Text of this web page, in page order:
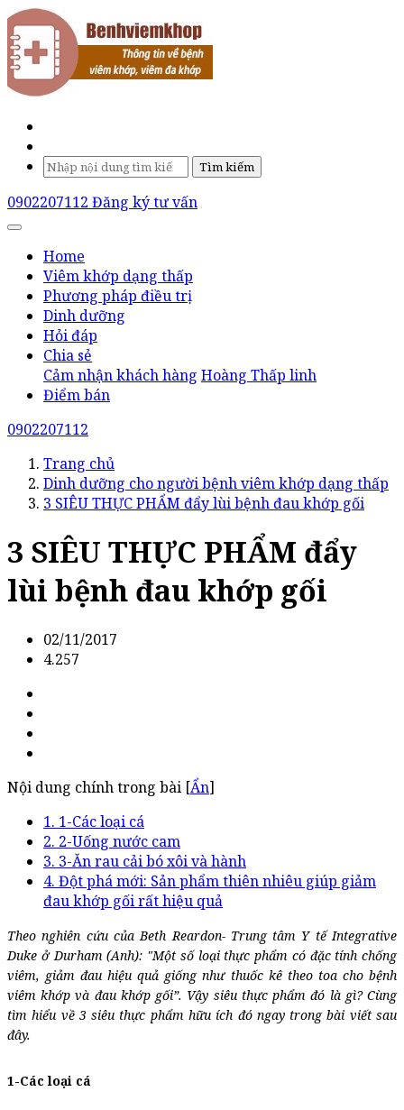
Tìm kiếm
0902207112 Đăng ký tư vấn
Home
Viêm khớp dạng thấp
Phương pháp điều trị
Dinh dưỡng
Hỏi đáp
Chia sẻ
Cảm nhận khách hàng Hoàng Thấp linh
Điểm bán
0902207112
Trang chủ
Dinh dưỡng cho người bệnh viêm khớp dạng thấp
3 SIÊU THỰC PHẨM đẩy lùi bệnh đau khớp gối
3 SIÊU THỰC PHẨM đẩy
lùi bệnh đau khớp gối
02/11/2017
4.257
Nội dung chính trong bài [Ẩn]
1. 1-Các loại cá
2. 2-Uống nước cam
3. 3-Ăn rau cải bó xôi và hành
4. Đột phá mới: Sản phẩm thiên nhiêu giúp giảm
đau khớp gối rất hiệu quả
Theo nghiên cứu của Beth Reardon- Trung tâm Y tế Integrative
Duke ở Durham (Anh): "Một số loại thực phẩm có đặc tính chống
viêm, giảm đau hiệu quả giống như thuốc kê theo toa cho bệnh
viêm khớp và đau khớp gối”. Vậy siêu thực phẩm đó là gì? Cùng
tìm hiểu về 3 siêu thực phẩm hữu ích đó ngay trong bài viết sau
đây.
1-Các loại cá